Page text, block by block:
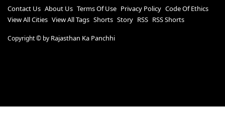
Contact Us About Us Terms Of Use Privacy Policy Code Of Ethics
View All Cities View All Tags Shorts Story RSS RSS Shorts
Copyright © by Rajasthan Ka Panchhi